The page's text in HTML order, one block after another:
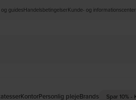
guidesHandelsbetingelserKunde- og informationscenter
KontorPersonlig plejeBrands Spar 10%